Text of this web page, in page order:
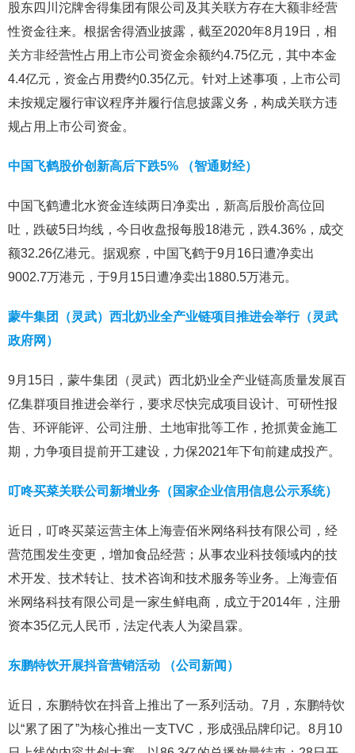
股东四川沱牌舍得集团有限公司及其关联方存在大额非经营
性资金往来。根据舍得酒业披露，截至2020年8月19日，相
关方非经营性占用上市公司资金余额约4.75亿元，其中本金
4.4亿元，资金占用费约0.35亿元。针对上述事项，上市公司
未按规定履行审议程序并履行信息披露义务，构成关联方违
规占用上市公司资金。
中国飞鹤股价创新高后下跌5% （智通财经）
中国飞鹤遭北水资金连续两日净卖出，新高后股价高位回
吐，跌破5日均线，今日收盘报每股18港元，跌4.36%，成交
额32.26亿港元。据观察，中国飞鹤于9月16日遭净卖出
9002.7万港元，于9月15日遭净卖出1880.5万港元。
蒙牛集团（灵武）西北奶业全产业链项目推进会举行（灵武
政府网）
9月15日，蒙牛集团（灵武）西北奶业全产业链高质量发展百
亿集群项目推进会举行，要求尽快完成项目设计、可研性报
告、环评能评、公司注册、土地审批等工作，抢抓黄金施工
期，力争项目提前开工建设，力保2021年下旬前建成投产。
叮咚买菜关联公司新增业务（国家企业信用信息公示系统）
近日，叮咚买菜运营主体上海壹佰米网络科技有限公司，经
营范围发生变更，增加食品经营；从事农业科技领域内的技
术开发、技术转让、技术咨询和技术服务等业务。上海壹佰
米网络科技有限公司是一家生鲜电商，成立于2014年，注册
资本35亿元人民币，法定代表人为梁昌霖。
东鹏特饮开展抖音营销活动 （公司新闻）
近日，东鹏特饮在抖音上推出了一系列活动。7月，东鹏特饮
以“累了困了”为核心推出一支TVC，形成强品牌印记。8月10